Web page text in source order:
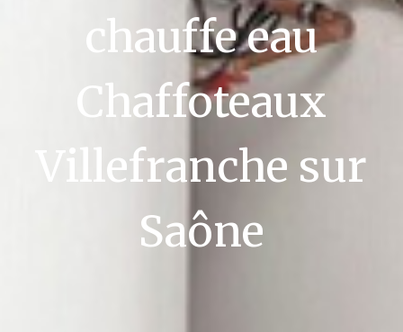
chauffe eau
Chaffoteaux
Villefranche sur
Saône